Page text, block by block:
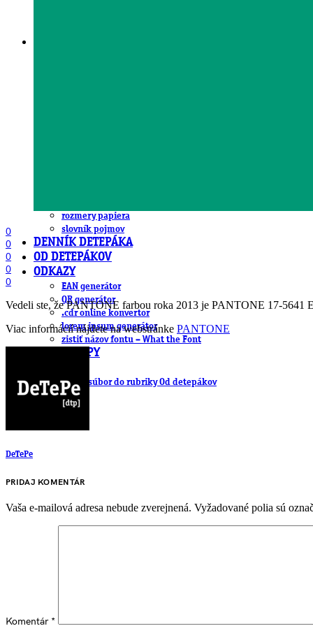
rozmery papiera
slovník pojmov
DENNÍK DETEPÁKA
OD DETEPÁKOV
ODKAZY
EAN generátor
QR generátor
.cdr online konvertor
lorem ipsum generátor
zistiť názov fontu – What the Font
WORKSHOPY
zaslať súbor do rubriky Od detepákov
0
0
0
0
0
Vedeli ste, že PANTONE farbou roka 2013 je PANTONE 17-5641
Viac informácií nájdete na webstránke PANTONE
DeTePe
PRIDAJ KOMENTÁR
Vaša e-mailová adresa nebude zverejnená. Vyžadované polia sú
Komentár *